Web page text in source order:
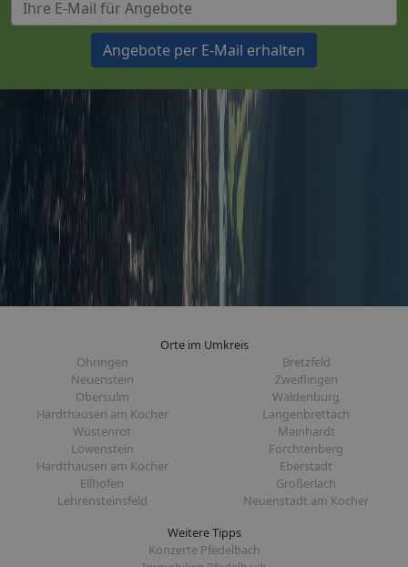
Angebote per E-Mail erhalten
Orte im Umkreis
Öhringen
Bretzfeld
Neuenstein
Zweiflingen
Obersulm
Waldenburg
Hardthausen am Kocher
Langenbrettach
Wüstenrot
Mainhardt
Löwenstein
Forchtenberg
Hardthausen am Kocher
Eberstadt
Ellhofen
Großerlach
Lehrensteinsfeld
Neuenstadt am Kocher
Weitere Tipps
Konzerte Pfedelbach